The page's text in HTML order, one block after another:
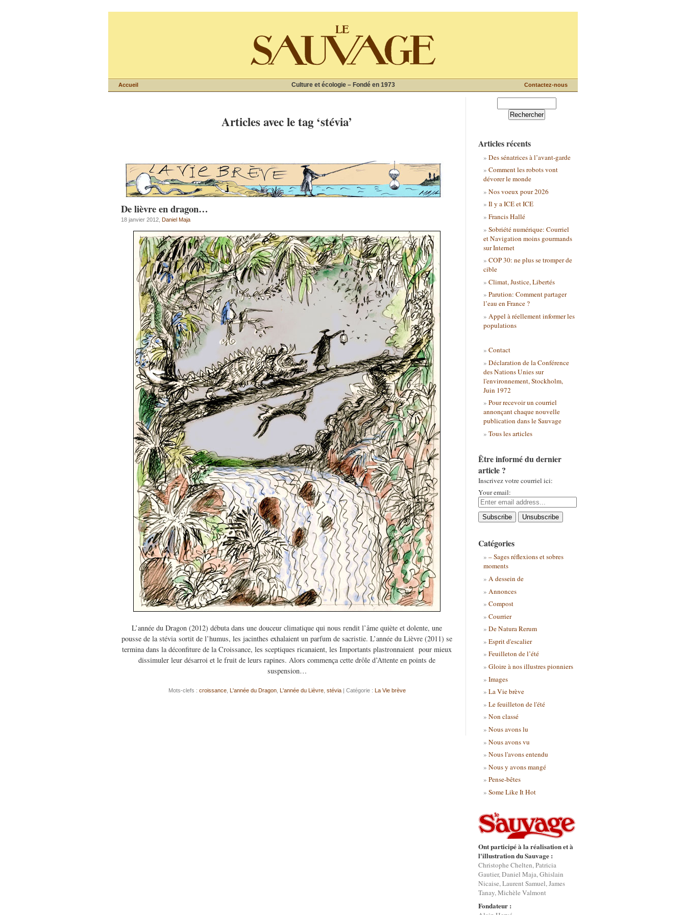
Culture et écologie – Fondé en 1973
Accueil Contactez-nous
Articles avec le tag ‘stévia’
De lièvre en dragon…
18 janvier 2012, Daniel Maja
L’année du Dragon (2012) débuta dans une douceur climatique qui nous rendit l’âme quiète et dolente, une
pousse de la stévia sortit de l’humus, les jacinthes exhalaient un parfum de sacristie. L’année du Lièvre (2011) se
termina dans la déconfiture de la Croissance, les sceptiques ricanaient, les Importants plastronnaient pour mieux
dissimuler leur désarroi et le fruit de leurs rapines. Alors commença cette drôle d’Attente en points de
suspension…
Mots-clefs : croissance, L'année du Dragon, L'année du Lièvre, stévia| Catégorie : La Vie brève
Articles récents
Des sénatrices à l’avant-garde
Comment les robots vont
dévorer le monde
Nos voeux pour 2026
Il y a ICE et ICE
Francis Hallé
Sobriété numérique: Courriel
et Navigation moins gourmands
sur Internet
COP 30: ne plus se tromper de
cible
Climat, Justice, Libertés
Parution: Comment partager
l’eau en France ?
Appel à réellement informer les
populations
Contact
Déclaration de la Conférence
des Nations Unies sur
l'environnement, Stockholm,
Juin 1972
Pour recevoir un courriel
annonçant chaque nouvelle
publication dans le Sauvage
Tous les articles
Être informé du dernier
article ?
Inscrivez votre courriel ici:
Your email:
Catégories
– Sages réflexions et sobres
moments
A dessein de
Annonces
Compost
Courrier
De Natura Rerum
Esprit d'escalier
Feuilleton de l’été
Gloire à nos illustres pionniers
Images
La Vie brève
Le feuilleton de l'été
Non classé
Nous avons lu
Nous avons vu
Nous l'avons entendu
Nous y avons mangé
Pense-bêtes
Some Like It Hot
Ont participé à la réalisation et à
l'illustration du Sauvage :
Christophe Chelten, Patricia
Gautier, Daniel Maja, Ghislain
Nicaise, Laurent Samuel, James
Tanay, Michèle Valmont
Fondateur :